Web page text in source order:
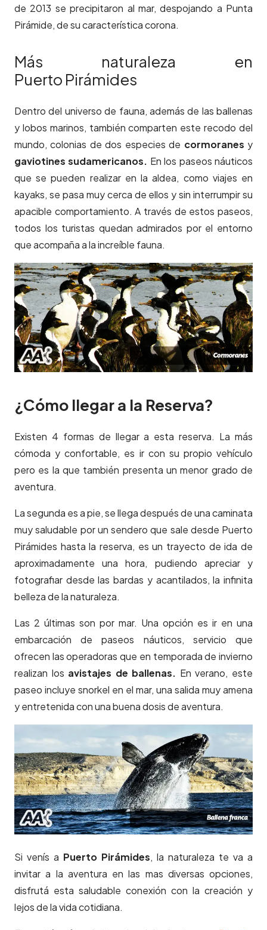
de 2013 se precipitaron al mar, despojando a Punta
Pirámide, de su característica corona.
Más naturaleza en
Puerto Pirámides
Dentro del universo de fauna, además de las ballenas
y lobos marinos, también comparten este recodo del
mundo, colonias de dos especies de cormoranes y
gaviotines sudamericanos. En los paseos náuticos
que se pueden realizar en la aldea, como viajes en
kayaks, se pasa muy cerca de ellos y sin interrumpir su
apacible comportamiento. A través de estos paseos,
todos los turistas quedan admirados por el entorno
que acompaña a la increíble fauna.
¿Cómo llegar a la Reserva?
Existen 4 formas de llegar a esta reserva. La más
cómoda y confortable, es ir con su propio vehículo
pero es la que también presenta un menor grado de
aventura.
La segunda es a pie, se llega después de una caminata
muy saludable por un sendero que sale desde Puerto
Pirámides hasta la reserva, es un trayecto de ida de
aproximadamente una hora, pudiendo apreciar y
fotografiar desde las bardas y acantilados, la infinita
belleza de la naturaleza.
Las 2 últimas son por mar. Una opción es ir en una
embarcación de paseos náuticos, servicio que
ofrecen las operadoras que en temporada de invierno
realizan los avistajes de ballenas. En verano, este
paseo incluye snorkel en el mar, una salida muy amena
y entretenida con una buena dosis de aventura.
Si venís a Puerto Pirámides, la naturaleza te va a
invitar a la aventura en las mas diversas opciones,
disfrutá esta saludable conexión con la creación y
lejos de la vida cotidiana.